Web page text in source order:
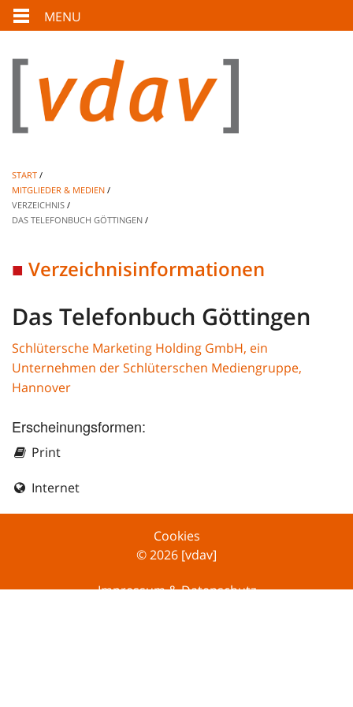
MENU
START
MITGLIEDER & MEDIEN
VERZEICHNIS
DAS TELEFONBUCH GÖTTINGEN
Verzeichnisinformationen
Das Telefonbuch Göttingen
Schlütersche Marketing Holding GmbH, ein
Unternehmen der Schlüterschen Mediengruppe,
Hannover
Erscheinungsformen:
Print
Internet
Cookies
© 2026 [vdav]
Impressum & Datenschutz